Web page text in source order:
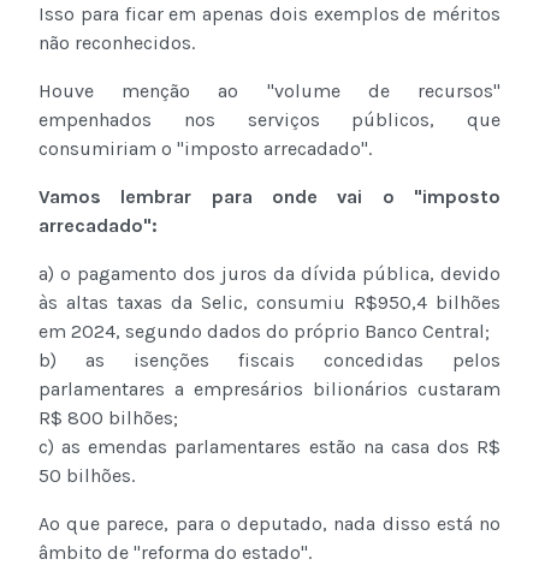
Isso para ficar em apenas dois exemplos de méritos
não reconhecidos.
Houve menção ao "volume de recursos"
empenhados nos serviços públicos, que
consumiriam o "imposto arrecadado".
Vamos lembrar para onde vai o "imposto
arrecadado":
a) o pagamento dos juros da dívida pública, devido
às altas taxas da Selic, consumiu R$950,4 bilhões
em 2024, segundo dados do próprio Banco Central;
b) as isenções fiscais concedidas pelos
parlamentares a empresários bilionários custaram
R$ 800 bilhões;
c) as emendas parlamentares estão na casa dos R$
50 bilhões.
Ao que parece, para o deputado, nada disso está no
âmbito de "reforma do estado".